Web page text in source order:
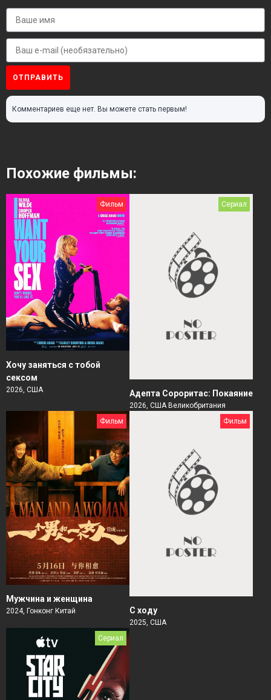
ОТПРАВИТЬ
Комментариев еще нет. Вы можете стать первым!
Похожие фильмы:
Фильм
Хочу заняться с тобой
сексом
2026, США
Сериал
Адепта Сороритас: Покаяние
2026, США Великобритания
Фильм
Мужчина и женщина
2024, Гонконг Китай
Фильм
С ходу
2025, США
Сериал